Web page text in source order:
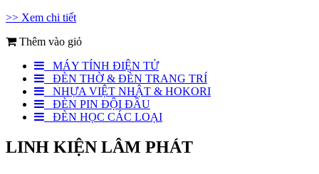
>> Xem chi tiết
Thêm vào giỏ
MÁY TÍNH ĐIỆN TỬ
ĐÈN THỜ & ĐÈN TRANG TRÍ
NHỰA VIỆT NHẬT & HOKORI
ĐÈN PIN ĐỘI ĐẦU
ĐÈN HỌC CÁC LOẠI
LINH KIỆN LÂM PHÁT